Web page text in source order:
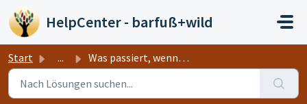
Zum hauptsächlichen Inhalt gehen
HelpCenter - barfuß+wild
Start ... Was passiert, wenn zu wenig zusammen kommt?